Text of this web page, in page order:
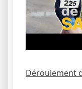
Déroulement